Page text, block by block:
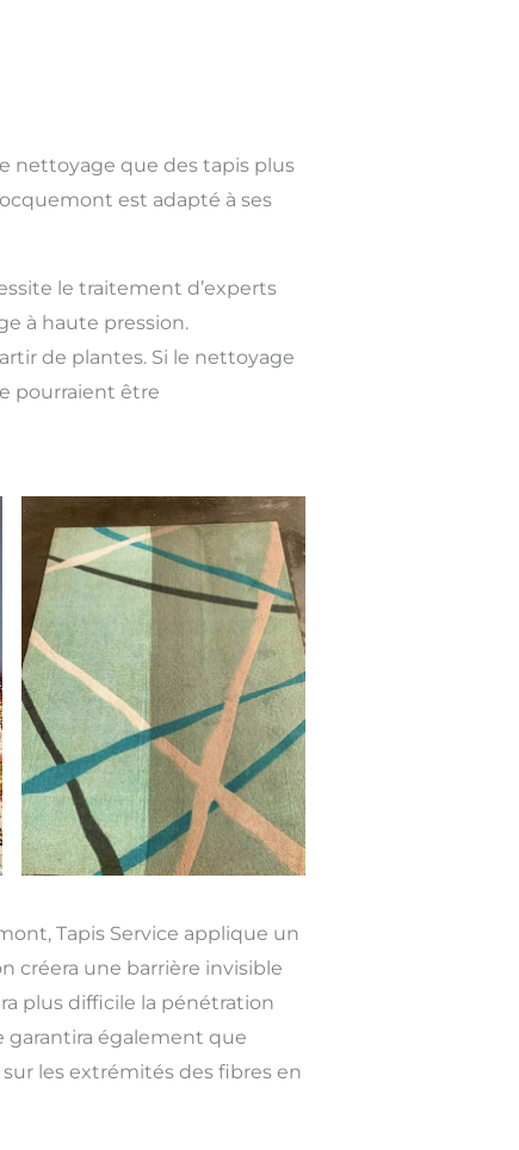
nettoyage que des tapis plus
est adapté à ses
le traitement d’experts
à haute pression.
de plantes. Si le nettoyage
pourraient être
Tapis Service applique un
créera une barrière invisible
plus difficile la pénétration
garantira également que
sur les extrémités des fibres en